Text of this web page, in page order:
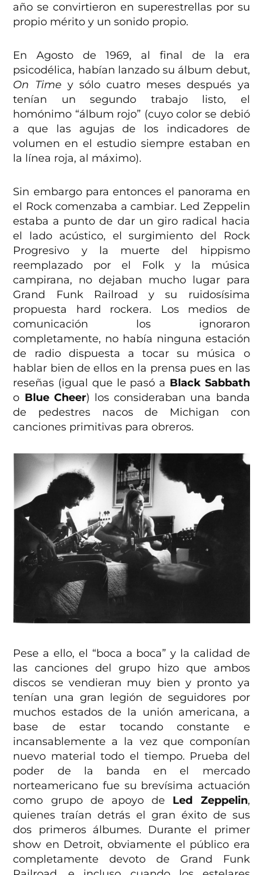
año se convirtieron en superestrellas por su
propio mérito y un sonido propio.
En Agosto de 1969, al final de la era
psicodélica, habían lanzado su álbum debut,
On Time y sólo cuatro meses después ya
tenían un segundo trabajo listo, el
homónimo “álbum rojo” (cuyo color se debió
a que las agujas de los indicadores de
volumen en el estudio siempre estaban en
la línea roja, al máximo).
Sin embargo para entonces el panorama en
el Rock comenzaba a cambiar. Led Zeppelin
estaba a punto de dar un giro radical hacia
el lado acústico, el surgimiento del Rock
Progresivo y la muerte del hippismo
reemplazado por el Folk y la música
campirana, no dejaban mucho lugar para
Grand Funk Railroad y su ruidosísima
propuesta hard rockera. Los medios de
comunicación los ignoraron
completamente, no había ninguna estación
de radio dispuesta a tocar su música o
hablar bien de ellos en la prensa pues en las
reseñas (igual que le pasó a Black Sabbath
o Blue Cheer) los consideraban una banda
de pedestres nacos de Michigan con
canciones primitivas para obreros.
Pese a ello, el “boca a boca” y la calidad de
las canciones del grupo hizo que ambos
discos se vendieran muy bien y pronto ya
tenían una gran legión de seguidores por
muchos estados de la unión americana, a
base de estar tocando constante e
incansablemente a la vez que componían
nuevo material todo el tiempo. Prueba del
poder de la banda en el mercado
norteamericano fue su brevísima actuación
como grupo de apoyo de Led Zeppelin,
quienes traían detrás el gran éxito de sus
dos primeros álbumes. Durante el primer
show en Detroit, obviamente el público era
completamente devoto de Grand Funk